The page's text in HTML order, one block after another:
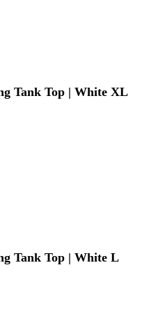
Tank Top | White XL
Tank Top | White L